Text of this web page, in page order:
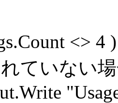
<> 4
ていない